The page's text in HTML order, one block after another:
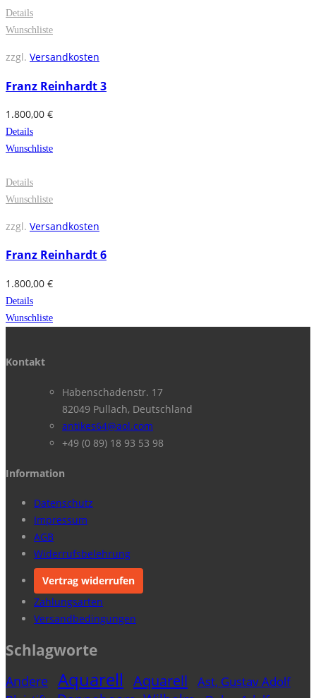
Details
Wunschliste
zzgl. Versandkosten
Franz Reinhardt 3
1.800,00 €
Details
Wunschliste
Details
Wunschliste
zzgl. Versandkosten
Franz Reinhardt 6
1.800,00 €
Details
Wunschliste
Kontakt
Habenschadenstr. 17
82049 Pullach, Deutschland
antikes64@aol.com
+49 (0 89) 18 93 53 98
Information
Datenschutz
Impressum
AGB
Widerrufsbelehrung
Vertrag widerrufen
Zahlungsarten
Versandbedingungen
Schlagworte
Andere Aquarell Aquarell
Ast, Gustav Adolf